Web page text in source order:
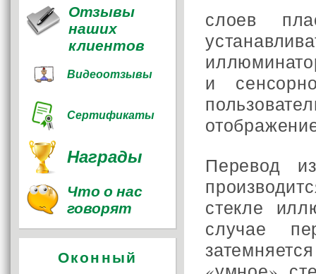
слоев
и
Перевод
стекле
случае
Отзывы
наших
клиентов
Видеоотзывы
Сертификаты
Награды
Что о нас
говорят
Оконный